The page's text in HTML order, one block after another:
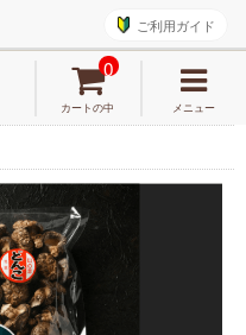
ご利用ガイド
カートの中
0
メニュー